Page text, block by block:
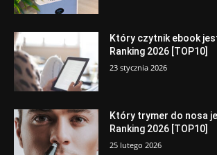
Który czytnik ebook
Ranking 2026 [TOP10]
23 stycznia 2026
Który trymer do nosa
Ranking 2026 [TOP10]
25 lutego 2026